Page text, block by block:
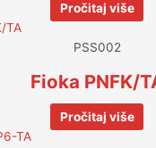
Pročitaj više
PSS002
Fioka PNFK/
Pročitaj više